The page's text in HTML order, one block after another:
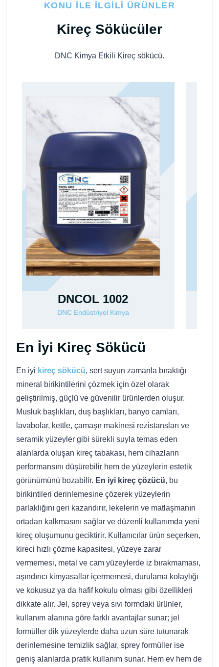
KONU İLE İLGILI ÜRÜNLER
Kireç Sökücüler
DNC Kimya Etkili Kireç sökücü.
SOLVEX BT 202
DNC Endüstriyel Kimya
En İyi Kireç Sökücü
En iyi kireç sökücü, sert suyun zamanla bıraktığı
mineral birikintilerini çözmek için özel olarak
geliştirilmiş, güçlü ve güvenilir ürünlerden oluşur.
Musluk başlıkları, duş başlıkları, banyo camları,
lavabolar, kettle, çamaşır makinesi rezistansları ve
seramik yüzeyler gibi sürekli suyla temas eden
alanlarda oluşan kireç tabakası, hem cihazların
performansını düşürebilir hem de yüzeylerin estetik
görünümünü bozabilir. En iyi kireç çözücü, bu
birikintileri derinlemesine çözerek yüzeylerin
parlaklığını geri kazandırır, lekelerin ve matlaşmanın
ortadan kalkmasını sağlar ve düzenli kullanımda yeni
kireç oluşumunu geciktirir. Kullanıcılar ürün seçerken,
kireci hızlı çözme kapasitesi, yüzeye zarar
vermemesi, metal ve cam yüzeylerde iz bırakmaması,
aşındırıcı kimyasallar içermemesi, durulama kolaylığı
ve kokusuz ya da hafif kokulu olması gibi özellikleri
dikkate alır. Jel, sprey veya sıvı formdaki ürünler,
kullanım alanına göre farklı avantajlar sunar; jel
formüller dik yüzeylerde daha uzun süre tutunarak
derinlemesine temizlik sağlar, sprey formüller ise
geniş alanlarda pratik kullanım sunar. Hem ev hem de